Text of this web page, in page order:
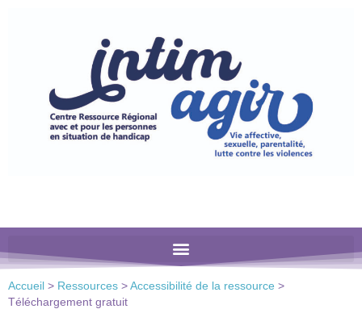
comprend
Accueil > Ressources > Accessibilité de la ressource >
Téléchargement gratuit